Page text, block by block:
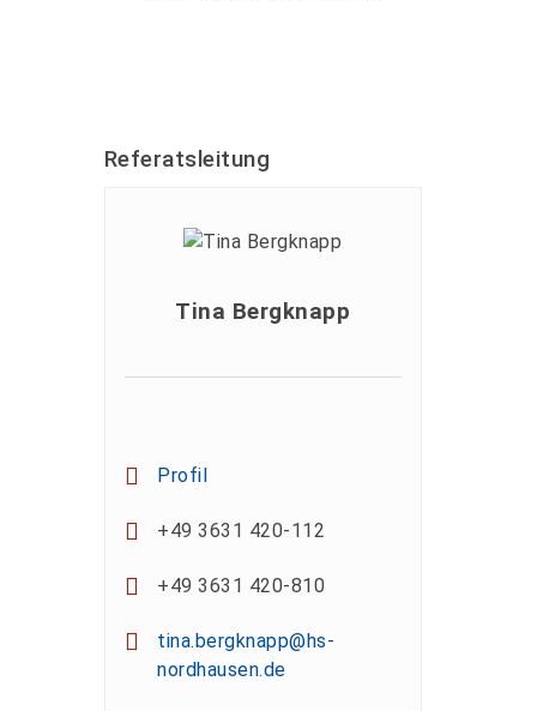
Referatsleitung
Tina Bergknapp
Profil
+49 3631 420-112
+49 3631 420-810
tina.bergknapp@hs-
nordhausen.de